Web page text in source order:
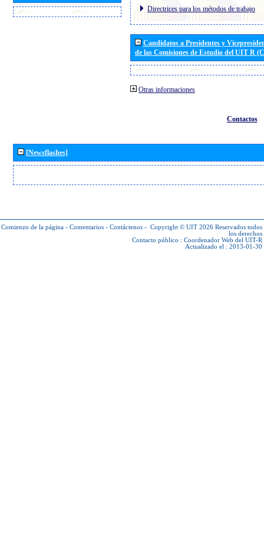
Directrices para los métodos de trabajo
Candidatos a Presidentes y
de las Comisiones de Estudio del UIT R
Otras informaciones
Contactos
[Newsflashes]
Comienzo de la página - Comentarios - Contáctenos - Copyright © UIT 2026 Reservados todos
los derechos
Contacto público : Coordenador Web del UIT-R
Actualizado el : 2013-01-30